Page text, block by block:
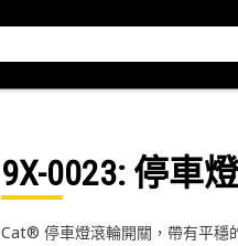
9X-0023: 停車
Cat® 停車燈滾輪開關，帶有平穩